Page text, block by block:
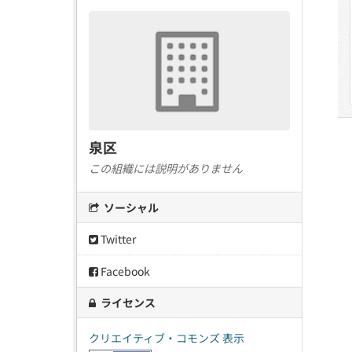
泉区
この組織には説明がありません
ソーシャル
Twitter
Facebook
ライセンス
クリエイティブ・コモンズ 表示